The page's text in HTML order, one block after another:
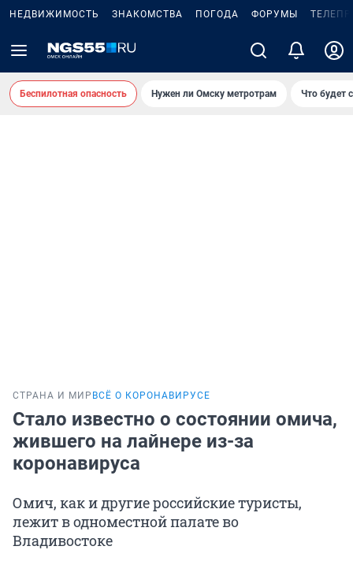
НЕДВИЖИМОСТЬ ЗНАКОМСТВА ПОГОДА ФОРУМЫ
Беспилотная опасность Нужен ли Омску метротрам Что будет
СТРАНА И МИР ВСЁ О КОРОНАВИРУСЕ
Стало известно о состоянии омича,
жившего на лайнере из-за
коронавируса
Омич, как и другие российские туристы,
лежит в одноместной палате во
Владивостоке